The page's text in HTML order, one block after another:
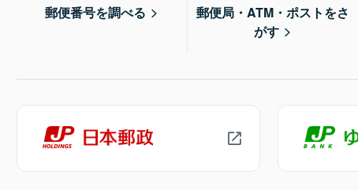
郵便番号を調べる
郵便局・ATM・ポストをさ
がす